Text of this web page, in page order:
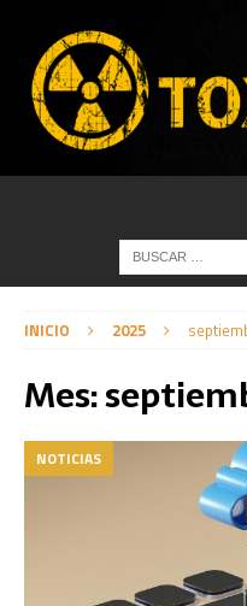
INICIO 2025
Mes:
NOTICIAS